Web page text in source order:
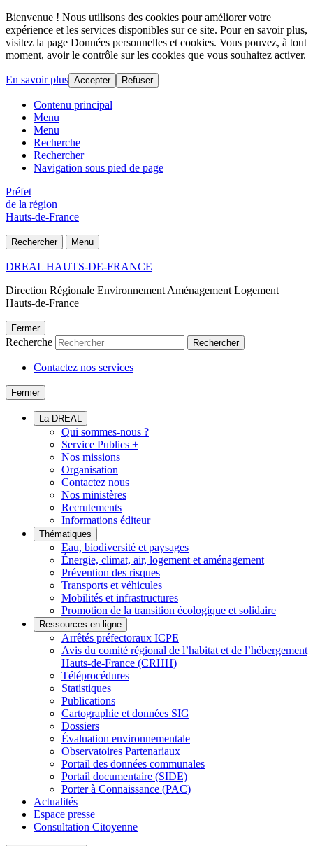
Bienvenue ! Nous utilisons des cookies pour améliorer votre
expérience et les services disponibles sur ce site. Pour en savoir plus,
visitez la page Données personnelles et cookies. Vous pouvez, à tout
moment, avoir le contrôle sur les cookies que vous souhaitez activer.
En savoir plus Accepter Refuser
Contenu principal
Menu
Menu
Recherche
Rechercher
Navigation sous pied de page
Préfet
de la région
Hauts-de-France
Rechercher Menu
DREAL HAUTS-DE-FRANCE
Direction Régionale Environnement Aménagement Logement
Hauts-de-France
Fermer
Recherche Rechercher
Contactez nos services
Fermer
La DREAL
Qui sommes-nous ?
Service Publics +
Nos missions
Organisation
Contactez nous
Nos ministères
Recrutements
Informations éditeur
Thématiques
Eau, biodiversité et paysages
Énergie, climat, air, logement et aménagement
Prévention des risques
Transports et véhicules
Mobilités et infrastructures
Promotion de la transition écologique et solidaire
Ressources en ligne
Arrêtés préfectoraux ICPE
Avis du comité régional de l’habitat et de l’hébergement
Hauts-de-France (CRHH)
Téléprocédures
Statistiques
Publications
Cartographie et données SIG
Dossiers
Évaluation environnementale
Observatoires Partenariaux
Portail des données communales
Portail documentaire (SIDE)
Porter à Connaissance (PAC)
Actualités
Espace presse
Consultation Citoyenne